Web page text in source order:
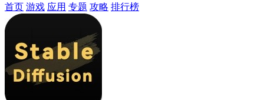
首页 游戏 应用 专题 攻略 排行榜